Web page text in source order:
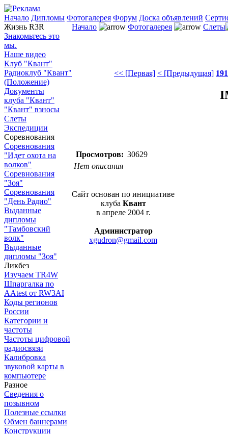
Начало Дипломы Фотогалерея Форум Доска объявлений
Жизнь R3R
Знакомьтесь это
мы.
Наше видео
Клуб "Квант"
Радиоклуб "Квант"
(Положение)
Документы
клуба "Квант"
"Квант" взносы
Слеты
Экспедиции
Соревнования
Соревнования
"Идет охота на
волков"
Соревнования
"Зоя"
Соревнования
"День Радио"
Выданные
дипломы
"Тамбовский
волк"
Выданные
дипломы "Зоя"
Ликбез
Изучаем TR4W
Шпаргалка по
AAtest от RW3AI
Коды регионов
России
Категории и
частоты
Частоты цифровой
радиосвязи
Калибровка
звуковой карты в
компьютере
Разное
Сведения о
позывном
Полезные ссылки
Обмен баннерами
Конструкции
Начало Фотогалерея Слеты
<< [Первая] < [Предыдущая] 191
Просмотров: 30629
Нет описания
Сайт основан по инициативе
клуба Квант
в апреле 2004 г.
Администратор
xgudron@gmail.com